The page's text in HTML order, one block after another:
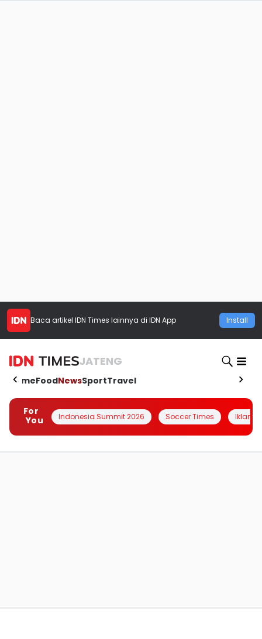
Baca artikel IDN Times lainnya di IDN App Install
JATENG
HomeFoodNewsSportTravel
For
You
Indonesia Summit 2026 Soccer Times Iklanin